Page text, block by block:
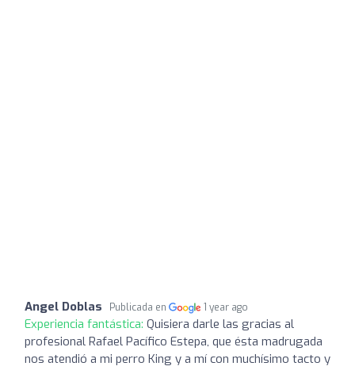
Angel Doblas Publicada en 1 year ago
Experiencia fantástica: Quisiera darle las gracias al
profesional Rafael Pacífico Estepa, que ésta madrugada
nos atendió a mi perro King y a mí con muchísimo tacto y